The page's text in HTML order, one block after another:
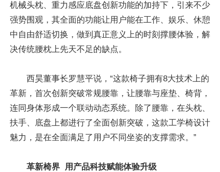
机械头枕、重力感应底盘创新功能的加持下，引来不少
强势围观，其全面的功能让用户能在工作、娱乐、休憩
中自由舒适切换，做到真正意义上的时刻撑腰体验，解
决传统腰枕上先天不足的缺点。
西昊董事长罗慧平说，“这款椅子拥有8大技术上的
革新，首次创新突破常规腰靠，让腰靠与座垫、椅背，
连同身体形成一个联动动态系统。除了腰靠，在头枕、
扶手、底盘上都进行了全面创新突破，这款工学椅设计
魅力，是在全面满足了用户不同坐姿的支撑需求。”
革新椅界 用产品科技赋能体验升级